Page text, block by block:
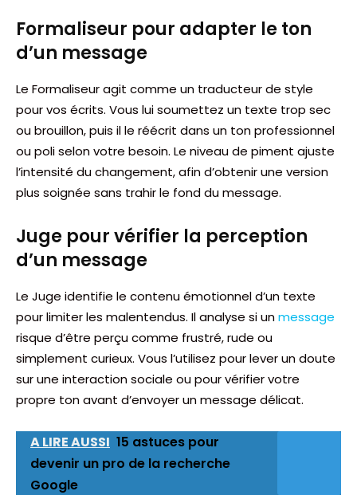
Formaliseur pour adapter le ton
d’un message
Le Formaliseur agit comme un traducteur de style
pour vos écrits. Vous lui soumettez un texte trop sec
ou brouillon, puis il le réécrit dans un ton professionnel
ou poli selon votre besoin. Le niveau de piment ajuste
l’intensité du changement, afin d’obtenir une version
plus soignée sans trahir le fond du message.
Juge pour vérifier la perception
d’un message
Le Juge identifie le contenu émotionnel d’un texte
pour limiter les malentendus. Il analyse si unmessage
risque d’être perçu comme frustré, rude ou
simplement curieux. Vous l’utilisez pour lever un doute
sur une interaction sociale ou pour vérifier votre
propre ton avant d’envoyer un message délicat.
A LIRE AUSSI 15 astuces pour
devenir un pro de la recherche
Google